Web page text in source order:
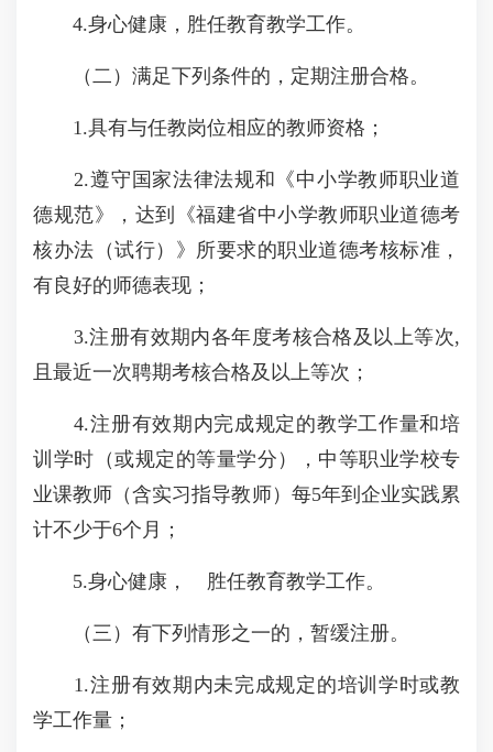
4.身心健康，胜任教育教学工作。
（二）满足下列条件的，定期注册合格。
1.具有与任教岗位相应的教师资格；
2.遵守国家法律法规和《中小学教师职业道
德规范》，达到《福建省中小学教师职业道德考
核办法（试行）》所要求的职业道德考核标准，
有良好的师德表现；
3.注册有效期内各年度考核合格及以上等次,
且最近一次聘期考核合格及以上等次；
4.注册有效期内完成规定的教学工作量和培
训学时（或规定的等量学分），中等职业学校专
业课教师（含实习指导教师）每5年到企业实践累
计不少于6个月；
5.身心健康， 胜任教育教学工作。
（三）有下列情形之一的，暂缓注册。
1.注册有效期内未完成规定的培训学时或教
学工作量；